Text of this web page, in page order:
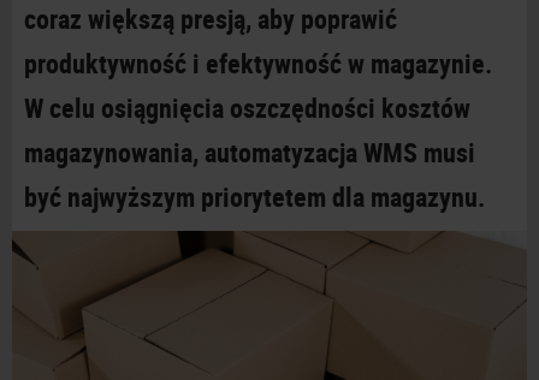
coraz większą presją, aby poprawić
produktywność i efektywność w magazynie.
W celu osiągnięcia oszczędności kosztów
magazynowania, automatyzacja WMS musi
być najwyższym priorytetem dla magazynu.